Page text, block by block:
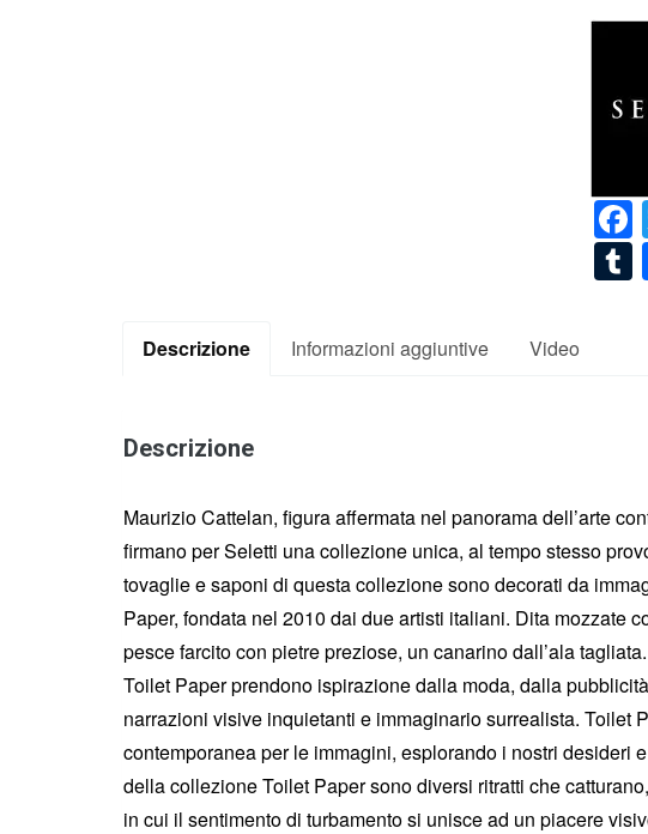
Descrizione Informazioni aggiuntive Video
Descrizione
Maurizio Cattelan, figura affermata nel panorama dell’arte
firmano per Seletti una collezione unica, al tempo stesso
tovaglie e saponi di questa collezione sono decorati da
Paper, fondata nel 2010 dai due artisti italiani. Dita mozzate
pesce farcito con pietre preziose, un canarino dall’ala
Toilet Paper prendono ispirazione dalla moda, dalla
narrazioni visive inquietanti e immaginario surrealista. Toilet
contemporanea per le immagini, esplorando i nostri desideri
della collezione Toilet Paper sono diversi ritratti che
in cui il sentimento di turbamento si unisce ad un piacere